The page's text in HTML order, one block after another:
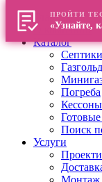
Главная
О компании
Каталог
Септики
Погреба
Кессоны
Поиск
Услуги
Монтаж
ПРОЙТИ
«Узнайте,